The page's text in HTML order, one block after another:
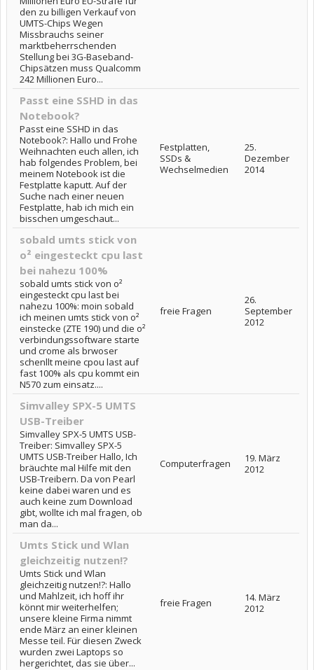
den zu billigen Verkauf von
UMTS-Chips Wegen
Missbrauchs seiner
marktbeherrschenden
Stellung bei 3G-Baseband-
Chipsätzen muss Qualcomm
242 Millionen Euro...
Passt eine SSHD in das
Notebook?
Passt eine SSHD in das
Notebook?: Hallo und Frohe
Weihnachten euch allen, ich
hab folgendes Problem, bei
meinem Notebook ist die
Festplatte kaputt. Auf der
Suche nach einer neuen
Festplatte, hab ich mich ein
bisschen umgeschaut...
Festplatten,
SSDs &
Wechselmedien
25.
Dezember
2014
sobald umts stick von
o² eingesteckt cpu last
bei nahezu 100%
sobald umts stick von o²
eingesteckt cpu last bei
nahezu 100%: moin sobald
ich meinen umts stick von o²
einstecke (ZTE 190) und die o²
verbindungssoftware starte
und crome als brwoser
schenllt meine cpou last auf
fast 100% als cpu kommt ein
N570 zum einsatz....
freie Fragen
26.
September
2012
Simvalley SPX-5 UMTS
USB-Treiber
Simvalley SPX-5 UMTS USB-
Treiber: Simvalley SPX-5
UMTS USB-Treiber Hallo, Ich
bräuchte mal Hilfe mit den
USB-Treibern. Da von Pearl
keine dabei waren und es
auch keine zum Download
gibt, wollte ich mal fragen, ob
man da...
Computerfragen
19. März
2012
Umts Stick und Wlan
gleichzeitig nutzen!?
Umts Stick und Wlan
gleichzeitig nutzen!?: Hallo
und Mahlzeit, ich hoff ihr
könnt mir weiterhelfen;
unsere kleine Firma nimmt
ende März an einer kleinen
Messe teil. Für diesen Zweck
wurden zwei Laptops so
hergerichtet, das sie über...
freie Fragen
14. März
2012